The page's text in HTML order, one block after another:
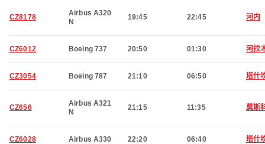
CZ8178
Airbus A320
N
19:45 22:45 河内
CZ6012 Boeing 737 20:50 01:30 阿拉
CZ3054 Boeing 787 21:10 06:50 塔什
CZ656
Airbus A321
N
21:15 11:35 莫斯
CZ6028 Airbus A330 22:20 06:40 塔什